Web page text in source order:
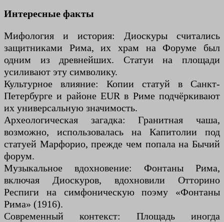
Интересные факты
Мифология и история: Диоскуры считались
защитниками Рима, их храм на Форуме был
одним из древнейших. Статуи на площади
усиливают эту символику.
Культурное влияние: Копии статуй в Санкт-
Петербурге и районе EUR в Риме подчёркивают
их универсальную значимость.
Археологическая загадка: Гранитная чаша,
возможно, использовалась на Капитолии под
статуей Марфорио, прежде чем попала на Бычий
форум.
Музыкальное вдохновение: Фонтаны Рима,
включая Диоскуров, вдохновили Отторино
Респиги на симфоническую поэму «Фонтаны
Рима» (1916).
Современный контекст: Площадь иногда